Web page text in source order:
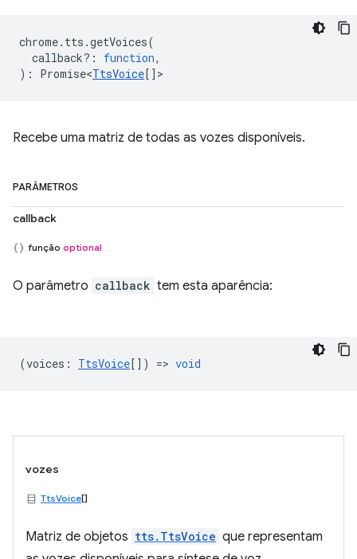
chrome. tts .getVoices(
callback? : function,
) : Promise<TtsVoice[] >
Recebe uma matriz de todas as vozes disponíveis.
PARÂMETROS
callback
função optional
O parâmetro callback tem esta aparência:
(voices : TtsVoice[]) => void
vozes
TtsVoice[]
Matriz de objetos tts.TtsVoice que representam